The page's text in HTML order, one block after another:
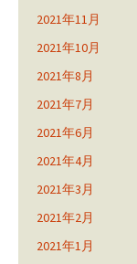
2021年11月
2021年10月
2021年8月
2021年7月
2021年6月
2021年4月
2021年3月
2021年2月
2021年1月